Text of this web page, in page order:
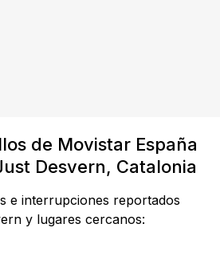
de Movistar España
Desvern, Catalonia
e interrupciones reportados
y lugares cercanos: